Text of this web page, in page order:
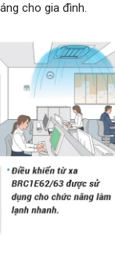
cho gia đình.